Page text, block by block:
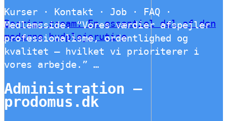
Barrier cream: En essentiel del af den
moderne hudplejerutine
Kurser · Kontakt · Job · FAQ ·
Medlemsside. “Vores værdier afspejler
professionalisme, ordentlighed og
kvalitet – hvilket vi prioriterer i
vores arbejde.” …
Administration –
prodomus.dk